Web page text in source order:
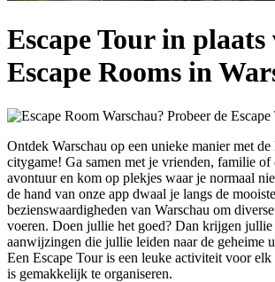
Escape Tour in plaats
Escape Rooms in
Ontdek Warschau op een unieke manier met de
citygame! Ga samen met je vrienden, familie of
avontuur en kom op plekjes waar je normaal
de hand van onze app dwaal je langs de mooiste
bezienswaardigheden van Warschau om
voeren. Doen jullie het goed? Dan krijgen
aanwijzingen die jullie leiden naar de geheime
Een Escape Tour is een leuke activiteit voor elk
is gemakkelijk te organiseren.